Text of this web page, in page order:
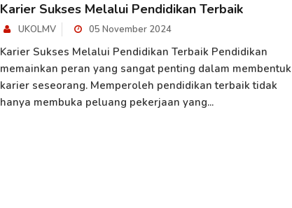
Karier Sukses Melalui Pendidikan Terbaik
UKOLMV 05 November 2024
Karier Sukses Melalui Pendidikan Terbaik Pendidikan
memainkan peran yang sangat penting dalam membentuk
karier seseorang. Memperoleh pendidikan terbaik tidak
hanya membuka peluang pekerjaan yang...